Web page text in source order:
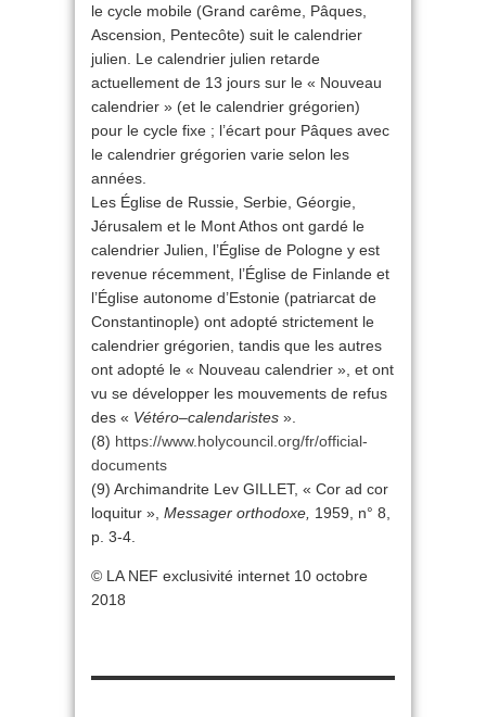
le cycle mobile (Grand carême, Pâques,
Ascension, Pentecôte) suit le calendrier
julien. Le calendrier julien retarde
actuellement de 13 jours sur le « Nouveau
calendrier » (et le calendrier grégorien)
pour le cycle fixe ; l’écart pour Pâques avec
le calendrier grégorien varie selon les
années.
Les Église de Russie, Serbie, Géorgie,
Jérusalem et le Mont Athos ont gardé le
calendrier Julien, l’Église de Pologne y est
revenue récemment, l’Église de Finlande et
l’Église autonome d’Estonie (patriarcat de
Constantinople) ont adopté strictement le
calendrier grégorien, tandis que les autres
ont adopté le « Nouveau calendrier », et ont
vu se développer les mouvements de refus
des « Vétéro–calendaristes ».
(8) https://www.holycouncil.org/fr/official-
documents
(9) Archimandrite Lev GILLET, « Cor ad cor
loquitur », Messager orthodoxe, 1959, n° 8,
p. 3-4.
© LA NEF exclusivité internet 10 octobre
2018